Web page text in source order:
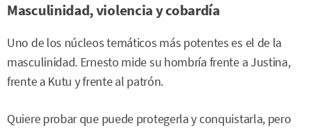
Masculinidad, violencia y cobardía
Uno de los núcleos temáticos más potentes es el de la
masculinidad. Ernesto mide su hombría frente a Justina,
frente a Kutu y frente al patrón.
Quiere probar que puede protegerla y conquistarla, pero